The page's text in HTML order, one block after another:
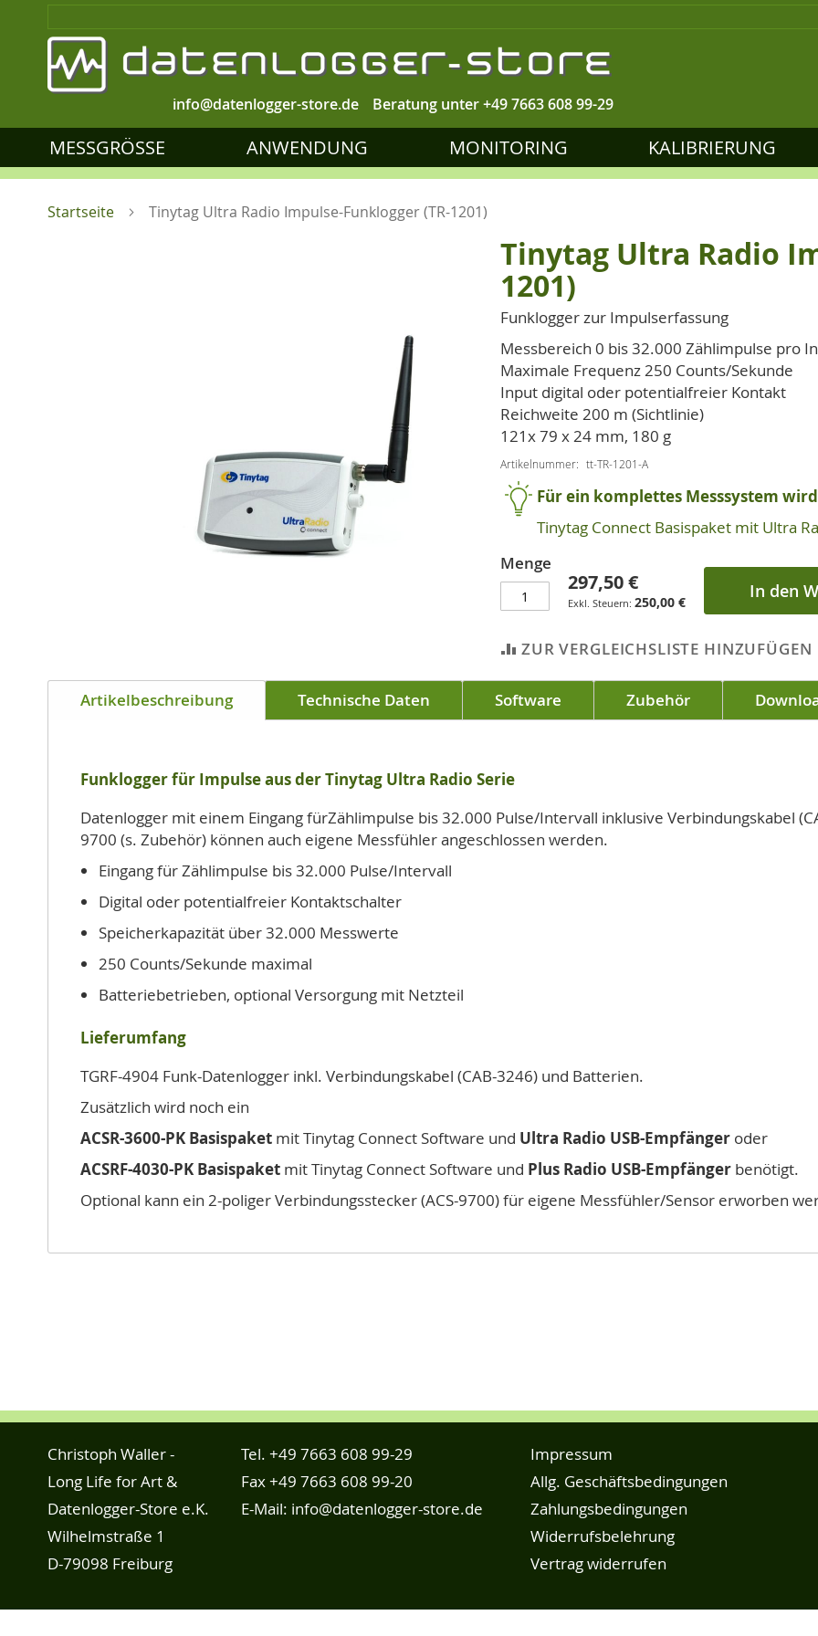
Beratung unter+49 7663 608 99-29
info@datenlogger-store.de
MESSGRÖSSE ANWENDUNG MONITORING KALIBRIERUNG
Startseite Tinytag Ultra Radio Impulse-Funklogger (TR-1201)
Anfang
Tinytag Ultra Radio
1201)
Funklogger zur Impulserfassung
Messbereich 0 bis 32.000 Zählimpulse pro
Maximale Frequenz 250 Counts/Sekunde
Input digital oder potentialfreier Kontakt
Reichweite 200 m (Sichtlinie)
121x 79 x 24 mm, 180 g
Artikelnummer tt-TR-1201-A
Für ein komplettes Messsystem
Tinytag Connect Basispaket mit Ultra
Menge
297,50 €
250,00 € In den
ZUR VERGLEICHSLISTE HINZUFÜGEN
Artikelbeschreibung Technische Daten Software Zubehör
Funklogger für Impulse aus der Tinytag Ultra Radio Serie
Datenlogger mit einem Eingang fürZählimpulse bis 32.000 Pulse/Intervall inklusive Verbindungskabel
9700 (s. Zubehör) können auch eigene Messfühler angeschlossen werden.
Eingang für Zählimpulse bis 32.000 Pulse/Intervall
Digital oder potentialfreier Kontaktschalter
Speicherkapazität über 32.000 Messwerte
250 Counts/Sekunde maximal
Batteriebetrieben, optional Versorgung mit Netzteil
Lieferumfang
TGRF-4904 Funk-Datenlogger inkl. Verbindungskabel (CAB-3246) und Batterien.
Zusätzlich wird noch ein
ACSR-3600-PK Basispaket mit Tinytag Connect Software und Ultra Radio USB-Empfänger oder
ACSRF-4030-PK Basispaket mit Tinytag Connect Software und Plus Radio USB-Empfänger benötigt.
Optional kann ein 2-poliger Verbindungsstecker (ACS-9700) für eigene Messfühler/Sensor erworben
Christoph Waller -
Long Life for Art &
Datenlogger-Store e.K.
Wilhelmstraße 1
D-79098 Freiburg
Tel. +49 7663 608 99-29
Fax +49 7663 608 99-20
E-Mail: info@datenlogger-store.de
Impressum
Allg. Geschäftsbedingungen
Zahlungsbedingungen
Widerrufsbelehrung
Vertrag widerrufen